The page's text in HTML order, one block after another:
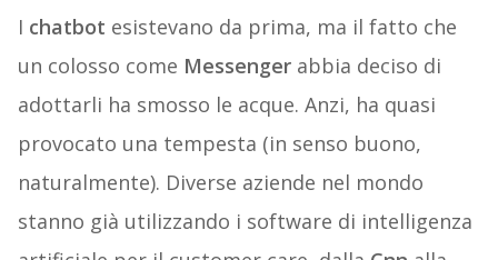
I chatbot esistevano da prima, ma il fatto che
un colosso come Messengerabbia deciso di
adottarli ha smosso le acque. Anzi, ha quasi
provocato una tempesta (in senso buono,
naturalmente). Diverse aziende nel mondo
stanno già utilizzando i software di intelligenza